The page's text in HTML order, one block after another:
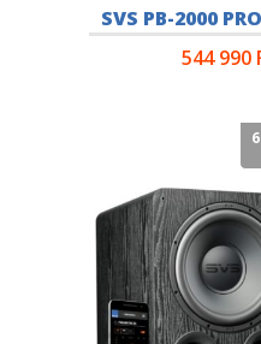
SVS PB-2000
544 990